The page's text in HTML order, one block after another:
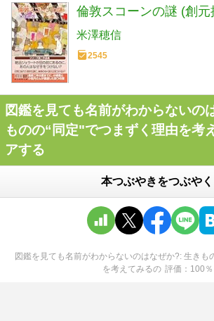
倫敦スコーンの謎 (創元
米澤穂信
2545
図鑑を見ても名前がわからないの
ものの“同定"でつまずく理由を考
アする
本つぶやきをつぶやく
図鑑を見ても名前がわからないのはなぜか?: 生きも
を考えてみるの 評価 100 ％